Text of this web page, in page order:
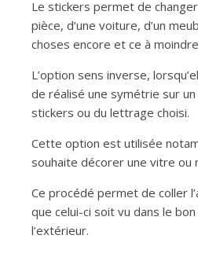
Le stickers permet de
pièce, d’une voiture, d’un
choses encore et ce à
L’option sens inverse,
de réalisé une symétrie sur
stickers ou du lettrage choisi.
Cette option est utilisée
souhaite décorer une vitre ou
Ce procédé permet de coller
que celui-ci soit vu dans le
l’extérieur.